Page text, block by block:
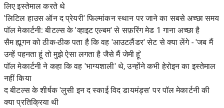
लिए इस्तेमाल करते थे
'लिटिल हाउस ऑन द प्रेयरी' फिल्मांकन स्थान पर जाने का सबसे अच्छा समय
पॉल मेकार्टनी: बीटल्स के 'व्हाइट एल्बम' से सफ़रिंग मेड 1 गाना अच्छा है
सैम ह्यूगन को ठीक-ठीक पता है कि वह 'आउटलैंडर' सेट से क्या लेंगे - 'जब मैं
उन्हें पहनता हूं तो मुझे ऐसा लगता है जैसे मैं जेमी हूं'
पॉल मेकार्टनी ने कहा कि वह 'भाग्यशाली' थे, उन्होंने कभी हेरोइन का इस्तेमाल
नहीं किया
द बीटल्स के शीर्षक 'लुसी इन द स्काई विद डायमंड्स' पर पॉल मेकार्टनी की
क्या प्रतिक्रिया थी